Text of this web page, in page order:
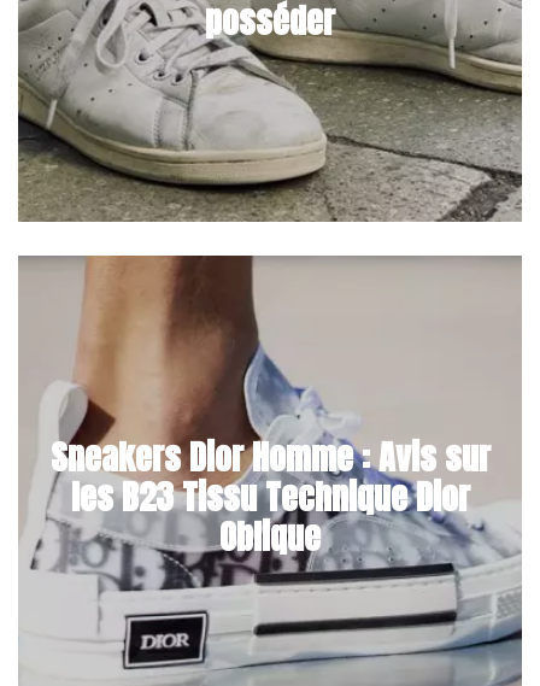
posséder
Sneakers Dior Homme : Avis sur
les B23 Tissu Technique Dior
Oblique